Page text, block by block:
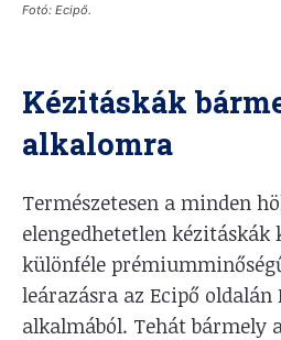
Fotó: Ecipő.
Kézitáskák
alkalomra
Természetesen a minden
elengedhetetlen kézitáskák
különféle
leárazásra az Ecipő oldalán
alkalmából. Tehát bármely